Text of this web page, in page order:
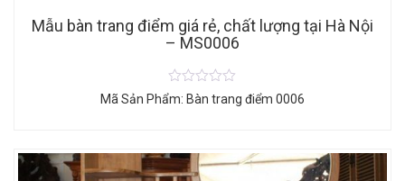
Mẫu bàn trang điểm giá rẻ, chất lượng tại Hà Nội
– MS0006
Mã Sản Phẩm: Bàn trang điểm 0006